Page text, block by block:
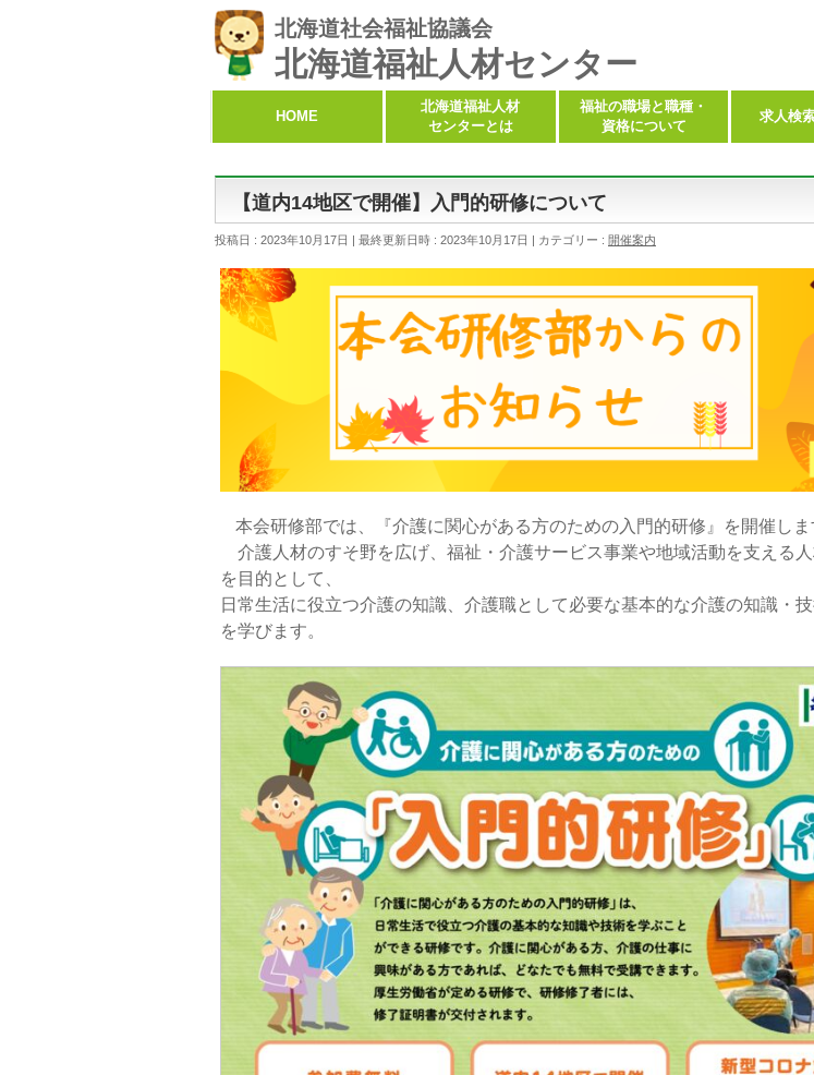
北海道社会福祉協議会
北海道福祉人材センター
HOME
北海道福祉人材
センターとは
福祉の職場と職種・
資格について
求人検
【道内14地区で開催】入門的研修について
投稿日 : 2023年10月17日 最終更新日時 : 2023年10月17日 カテゴリー : 開催案内
本会研修部では、
『介護に関心がある方のための入門的研修』を開催しま
介護人材のすそ野を広げ、福祉・介護サービス事業や地域活動を支える
を目的として、
日常生活に役立つ介護の知識、介護職として必要な基本的な介護の知識・
を学びます。